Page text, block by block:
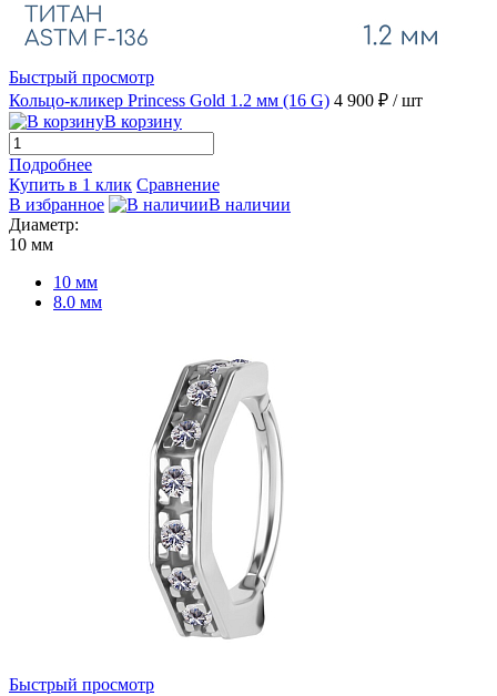
Быстрый просмотр
Кольцо-кликер Princess Gold 1.2 мм (16 G) 4 900 ₽ / шт
В корзину
Подробнее
Купить в 1 клик Сравнение
В избранное
В наличии
Диаметр:
10 мм
10 мм
8.0 мм
Быстрый просмотр